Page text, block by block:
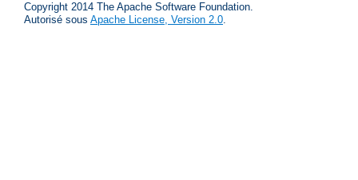
Copyright 2014 The Apache Software Foundation.
Autorisé sous Apache License, Version 2.0.